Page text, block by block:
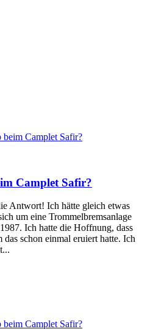
beim Camplet Safir?
Camplet Safir?
Antwort! Ich hätte gleich etwas
um eine Trommelbremsanlage
Ich hatte die Hoffnung, dass
schon einmal eruiert hatte. Ich
beim Camplet Safir?